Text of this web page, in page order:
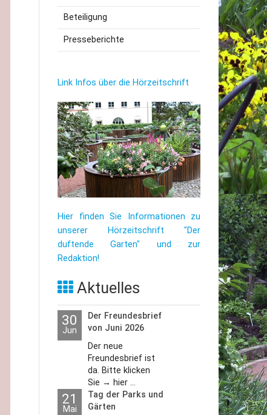
Beteiligung
Presseberichte
Link Infos über die Hörzeitschrift
Hier finden Sie Informationen zu
unserer Hörzeitschrift "Der
duftende Garten" und zur
Redaktion!
Aktuelles
30
Jun
Der Freundesbrief
von Juni 2026
Der neue
Freundesbrief ist
da. Bitte klicken
Sie → hier ...
21
Mai
Tag der Parks und
Gärten